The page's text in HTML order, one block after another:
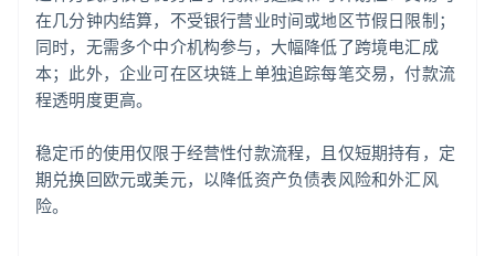
在几分钟内结算，不受银行营业时间或地区节假日限制；
同时，无需多个中介机构参与，大幅降低了跨境电汇成
本；此外，企业可在区块链上单独追踪每笔交易，付款流
程透明度更高。
稳定币的使用仅限于经营性付款流程，且仅短期持有，定
期兑换回欧元或美元，以降低资产负债表风险和外汇风
险。